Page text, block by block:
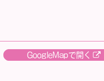
GoogleMapで開く